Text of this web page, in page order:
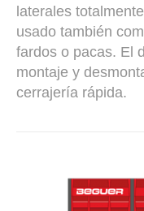
laterales
usado también
fardos o pacas. El
montaje y
cerrajería rápida.